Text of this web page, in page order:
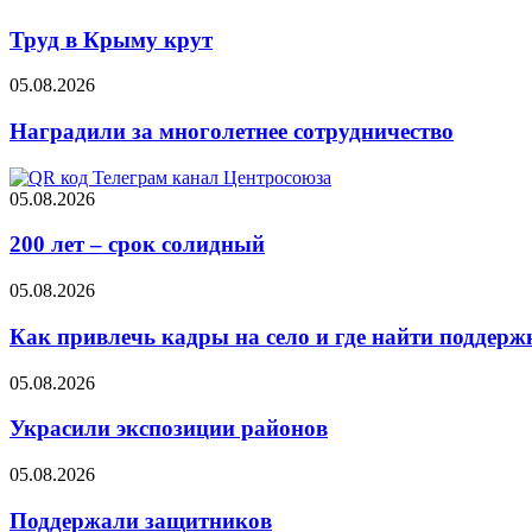
Труд в Крыму крут
05.08.2026
Наградили за многолетнее сотрудничество
05.08.2026
200 лет – срок солидный
05.08.2026
Как привлечь кадры на село и где найти
05.08.2026
Украсили экспозиции районов
05.08.2026
Поддержали защитников